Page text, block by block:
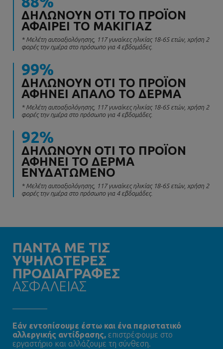
ΔΗΛΏΝΟΥΝ ΌΤΙ ΤΟ ΠΡΟΪΌΝ
ΑΦΑΙΡΕΊ ΤΟ ΜΑΚΙΓΙΆΖ
* Μελέτη αυτοαξιολόγησης, 117 γυναίκες ηλικίας 18-65 ετών, χρήση 2
φορές την ημέρα στο πρόσωπο για 4 εβδομάδες.
99%
ΔΗΛΏΝΟΥΝ ΌΤΙ ΤΟ ΠΡΟΪΌΝ
ΑΦΉΝΕΙ ΑΠΑΛΌ ΤΟ ΔΈΡΜΑ
* Μελέτη αυτοαξιολόγησης, 117 γυναίκες ηλικίας 18-65 ετών, χρήση 2
φορές την ημέρα στο πρόσωπο για 4 εβδομάδες.
92%
ΔΗΛΏΝΟΥΝ ΌΤΙ ΤΟ ΠΡΟΪΌΝ
ΑΦΉΝΕΙ ΤΟ ΔΈΡΜΑ
ΕΝΥΔΑΤΩΜΈΝΟ
* Μελέτη αυτοαξιολόγησης, 117 γυναίκες ηλικίας 18-65 ετών, χρήση 2
φορές την ημέρα στο πρόσωπο για 4 εβδομάδες.
ΠΑΝΤΑ ΜΕ ΤΙΣ
ΥΨΗΛΟΤΕΡΕΣ
ΠΡΟΔΙΑΓΡΑΦΕΣ
ΑΣΦΑΛΕΙΑΣ
Εάν εντοπίσουμε έστω και ένα περιστατικό
αλλεργικής αντίδρασης, επιστρέφουμε στο
εργαστήριο και αλλάζουμε τη σύνθεση.